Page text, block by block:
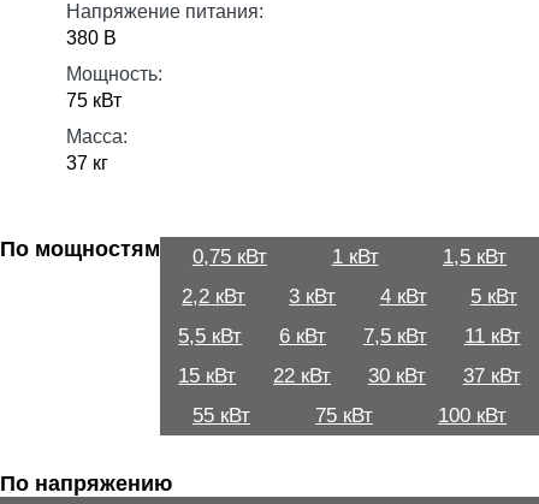
Напряжение питания:
380 В
Мощность:
75 кВт
Масса:
37 кг
По мощностям 0,75 кВт 1 кВт
1,5 кВт
2,2 кВт
3 кВт 4 кВт
5 кВт
5,5 кВт
6 кВт 7,5 кВт
11 кВт
15 кВт
22 кВт 30 кВт
37 кВт
55 кВт
75 кВт 100 кВт
По напряжению